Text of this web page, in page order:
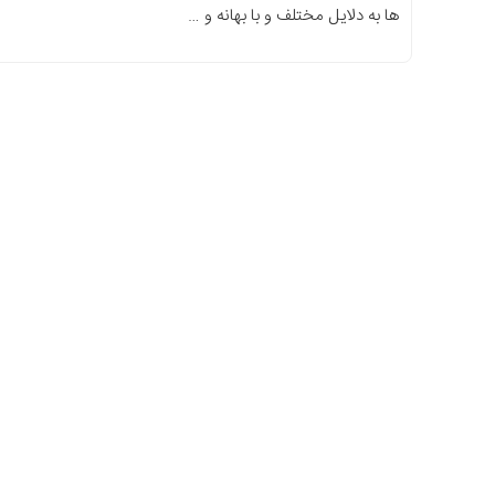
ها به دلایل مختلف و با بهانه و …